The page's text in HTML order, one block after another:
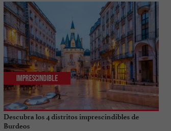
Descubra los 4 distritos imprescindibles de
Burdeos
Imprescindible